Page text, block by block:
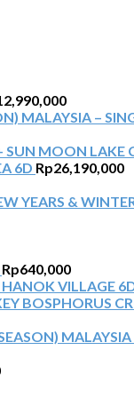
MALAYSIA –
MOON LAKE
6D Rp26,190,000
YEARS &
Rp640,000
VILLAGE
BOSPHORUS